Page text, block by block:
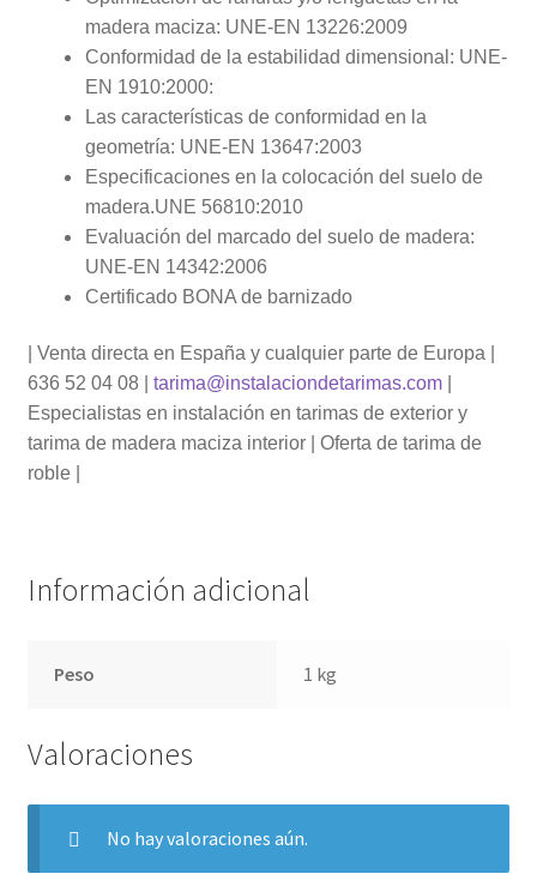
madera maciza: UNE-EN 13226:2009
Conformidad de la estabilidad dimensional: UNE-
EN 1910:2000:
Las características de conformidad en la
geometría: UNE-EN 13647:2003
Especificaciones en la colocación del suelo de
madera.UNE 56810:2010
Evaluación del marcado del suelo de madera:
UNE-EN 14342:2006
Certificado BONA de barnizado
| Venta directa en España y cualquier parte de Europa |
636 52 04 08 | tarima@instalaciondetarimas.com|
Especialistas en instalación en tarimas de exterior y
tarima de madera maciza interior | Oferta de tarima de
roble |
Información adicional
Peso 1 kg
Valoraciones
No hay valoraciones aún.